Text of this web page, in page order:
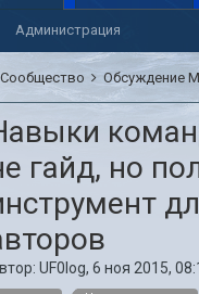
Администрация
Сообщество Обсуждение
гайд, но
UF0log,6 ноя 2015,